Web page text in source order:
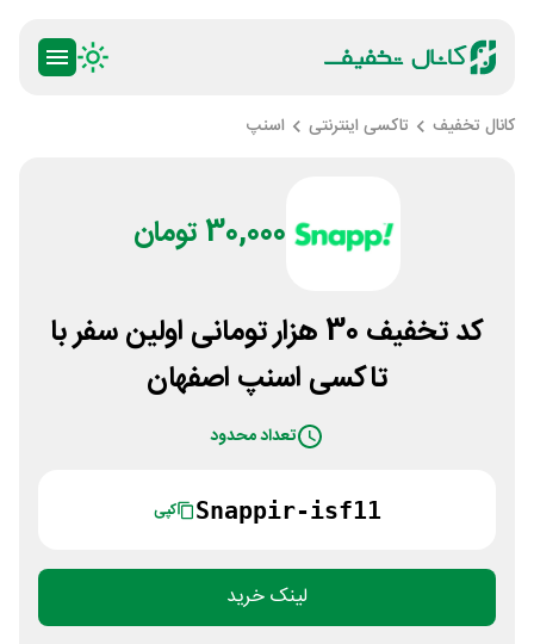
کانال تخفیف تاکسی اینترنتی اسنپ
30,000 تومان
کد تخفیف 30 هزار تومانی اولین سفر با
تاکسی اسنپ اصفهان
تعداد محدود
Snappir-isf11 کپی
لینک خرید